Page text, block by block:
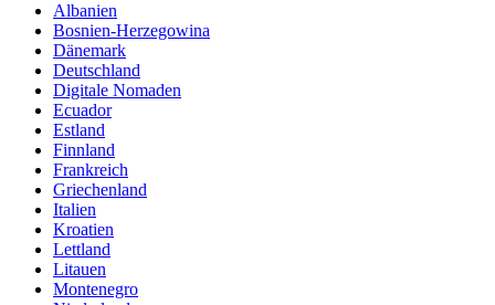
Albanien
Bosnien-Herzegowina
Dänemark
Deutschland
Digitale Nomaden
Ecuador
Estland
Finnland
Frankreich
Griechenland
Italien
Kroatien
Lettland
Litauen
Montenegro